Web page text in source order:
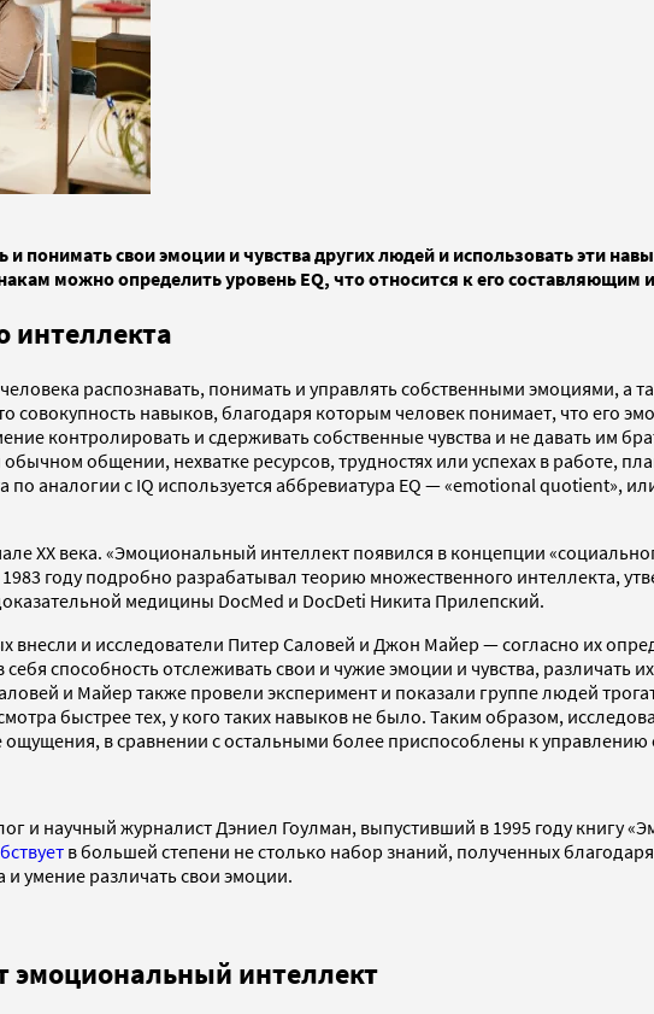
понимать свои эмоции и чувства других людей и использовать эти
можно определить уровень EQ, что относится к его составляющим
интеллекта
распознавать, понимать и управлять собственными эмоциями, а
совокупность навыков, благодаря которым человек понимает, что его
контролировать и сдерживать собственные чувства и не давать им
общении, нехватке ресурсов, трудностях или успехах в работе,
аналогии с IQ используется аббревиатура EQ — «emotional quotient»,
ХХ века. «Эмоциональный интеллект появился в концепции
году подробно разрабатывал теорию множественного интеллекта,
медицины DocMed и DocDeti Никита Прилепский.
внесли и исследователи Питер Саловей и Джон Майер — согласно их
способность отслеживать свои и чужие эмоции и чувства, различать
и Майер также провели эксперимент и показали группе людей
быстрее тех, у кого таких навыков не было. Таким образом,
ощущения, в сравнении с остальными более приспособлены к
и научный журналист Дэниел Гоулман, выпустивший в 1995 году книгу
в большей степени не столько набор знаний, полученных
умение различать свои эмоции.
эмоциональный интеллект